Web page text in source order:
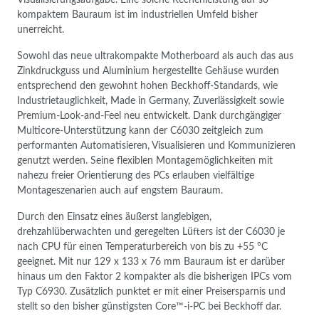
kompaktem Bauraum ist im industriellen Umfeld bisher
unerreicht.
Sowohl das neue ultrakompakte Motherboard als auch das aus
Zinkdruckguss und Aluminium hergestellte Gehäuse wurden
entsprechend den gewohnt hohen Beckhoff-Standards, wie
Industrietauglichkeit, Made in Germany, Zuverlässigkeit sowie
Premium-Look-and-Feel neu entwickelt. Dank durchgängiger
Multicore-Unterstützung kann der C6030 zeitgleich zum
performanten Automatisieren, Visualisieren und Kommunizieren
genutzt werden. Seine flexiblen Montagemöglichkeiten mit
nahezu freier Orientierung des PCs erlauben vielfältige
Montageszenarien auch auf engstem Bauraum.
Durch den Einsatz eines äußerst langlebigen,
drehzahlüberwachten und geregelten Lüfters ist der C6030 je
nach CPU für einen Temperaturbereich von bis zu +55 °C
geeignet. Mit nur 129 x 133 x 76 mm Bauraum ist er darüber
hinaus um den Faktor 2 kompakter als die bisherigen IPCs vom
Typ C6930. Zusätzlich punktet er mit einer Preisersparnis und
stellt so den bisher günstigsten Core™-i-PC bei Beckhoff dar.